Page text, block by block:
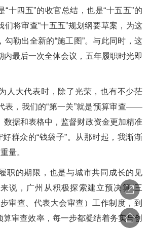
四五”的收官总结，也是“十五五”的
们将审查“十五五”规划纲要草案，为这
勾勒出全新的“施工图”。与此同时，这
内最后一次全体会议，五年履职时光即
大代表时，除了光荣，也有不少茫
表，我们的“第一关”就是预算审查——
数据和表格中，监督财政资金更加精准
好群众的“钱袋子”。从那时起，我渐渐
量。
的期限，也是与城市共同成长的见
说，广州从积极探索建立预决算“三
审查、代表大会审查）工作制度，到
审查效率，每一步都凝结着务实与创